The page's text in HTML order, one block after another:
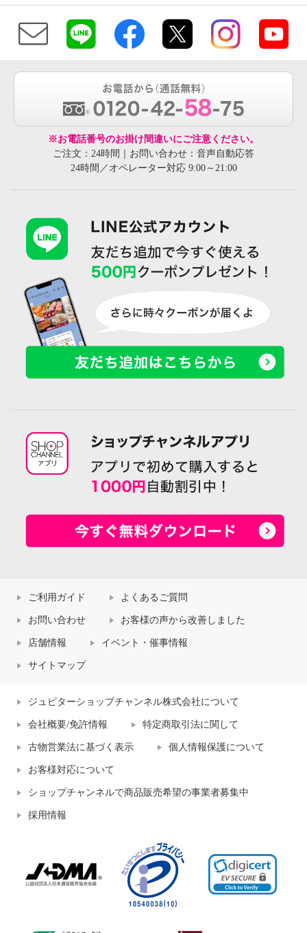
※お電話番号のお掛け間違いにご注意ください。
ご注文：24時間｜お問い合わせ：音声自動応答
24時間／オペレーター対応 9:00～21:00
ご利用ガイド よくあるご質問
お問い合わせ お客様の声から改善しました
店舗情報 イベント・催事情報
サイトマップ
ジュピターショップチャンネル株式会社について
会社概要/免許情報 特定商取引法に関して
古物営業法に基づく表示 個人情報保護について
お客様対応について
ショップチャンネルで商品販売希望の事業者募集中
採用情報